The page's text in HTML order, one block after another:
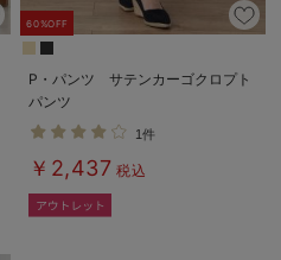
60%OFF
P・パンツ サテンカーゴクロプト
パンツ
1件
￥2,437 税込